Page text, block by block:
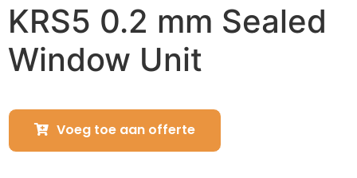
KRS5 0.2 mm Sealed
Window Unit
Voeg toe aan offerte